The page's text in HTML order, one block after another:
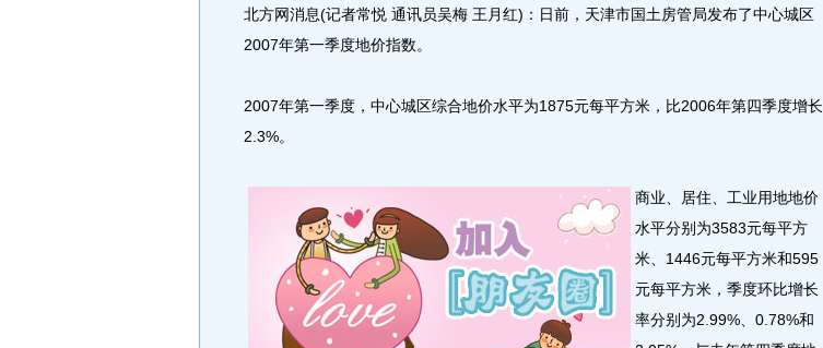
北方网消息(记者常悦 通讯员吴梅 王月红)：日前，天津市国土房管局发布了中心城区
2007年第一季度地价指数。
2007年第一季度，中心城区综合地价水平为1875元每平方米，比2006年第四季度增长
2.3%。
商业、居住、工业用地地价
水平分别为3583元每平方
米、1446元每平方米和595
元每平方米，季度环比增长
率分别为2.99%、0.78%和